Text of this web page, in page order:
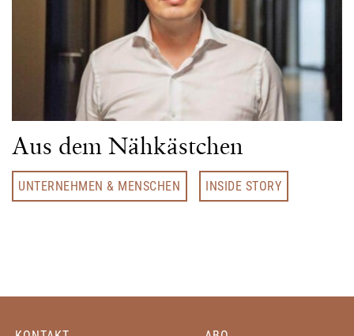
Aus dem Nähkästchen
UNTERNEHMEN & MENSCHEN INSIDE STORY